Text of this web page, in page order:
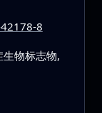
8
物标志物,